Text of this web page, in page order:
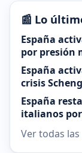
📰 Lo
España
por presión
España
crisis
España
italianos
Ver todas